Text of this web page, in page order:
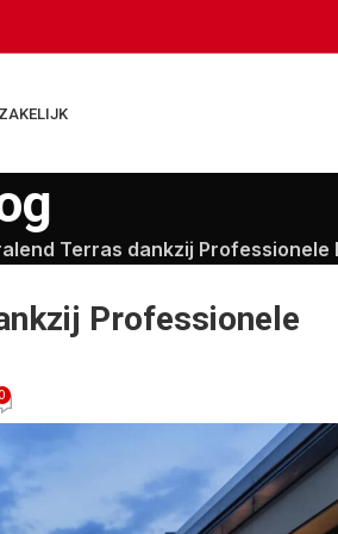
ZAKELIJK
Terras dankzij Professionele
Professionele
0